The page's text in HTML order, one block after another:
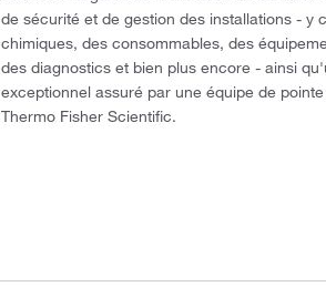
de sécurité et de gestion des installations - y
chimiques, des consommables, des
des diagnostics et bien plus encore - ainsi
exceptionnel assuré par une équipe de
Thermo Fisher Scientific.